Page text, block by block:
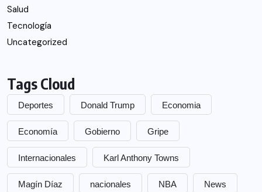
Salud
Tecnología
Uncategorized
Tags Cloud
Deportes Donald Trump Economia
Economía Gobierno Gripe
Internacionales Karl Anthony Towns
Magín Díaz nacionales NBA News